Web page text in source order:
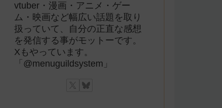
vtuber・漫画・アニメ・ゲー
ム・映画など幅広い話題を取り
扱っていて、自分の正直な感想
を発信する事がモットーです。
Xもやっています。
「@menuguildsystem」